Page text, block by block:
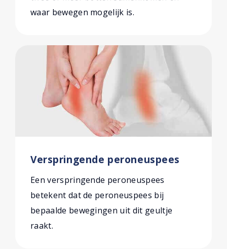
waar bewegen mogelijk is.
Verspringende peroneuspees
Een verspringende peroneuspees
betekent dat de peroneuspees bij
bepaalde bewegingen uit dit geultje
raakt.